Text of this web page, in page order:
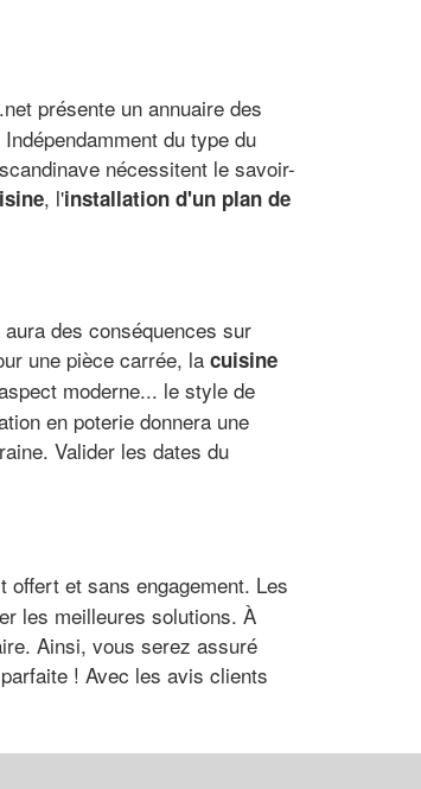
présente un annuaire des
du type du
nécessitent le savoir-
, l'installation d'un plan de
des conséquences sur
une pièce carrée, la cuisine
moderne... le style de
en poterie donnera une
Valider les dates du
offert et sans engagement. Les
les meilleures solutions. À
Ainsi, vous serez assuré
! Avec les avis clients